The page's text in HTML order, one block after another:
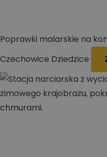
Poprawki malarskie na
Czechowice Dziedzice